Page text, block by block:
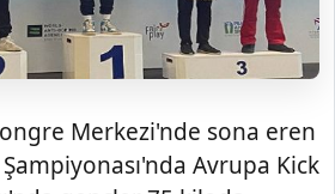
Merkezi'nde sona eren
Avrupa Kick